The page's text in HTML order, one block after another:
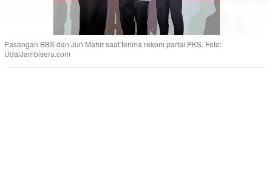
Pasangan BBS dan Jun Mahir saat terima rekom partai PKS. Foto:
Uda/Jambiseru.com